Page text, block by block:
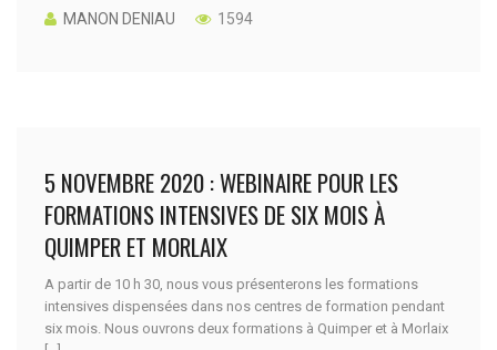
MANON DENIAU 1594
5 NOVEMBRE 2020 : WEBINAIRE POUR LES
FORMATIONS INTENSIVES DE SIX MOIS À
QUIMPER ET MORLAIX
A partir de 10 h 30, nous vous présenterons les formations
intensives dispensées dans nos centres de formation pendant
six mois. Nous ouvrons deux formations à Quimper et à Morlaix